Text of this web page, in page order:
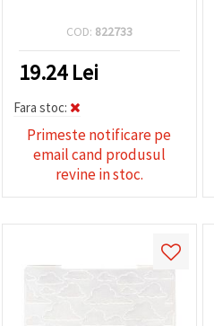
COD: 822733
19.24Lei
Fara stoc:
Primeste notificare pe
email cand produsul
revine in stoc.